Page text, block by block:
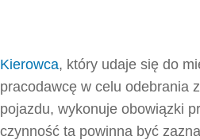
Kierowca, który udaje się do
pracodawcę w celu odebrania
pojazdu, wykonuje obowiązki
czynność ta powinna być